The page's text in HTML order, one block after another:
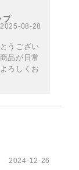
プ
2025-08-28
うござい
品が日常
ろしくお
2024-12-26